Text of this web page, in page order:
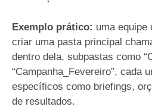
Exemplo prático: uma equipe
criar uma pasta principal
dentro dela, subpastas como
“Campanha_Fevereiro”, cada
específicos como briefings,
de resultados.